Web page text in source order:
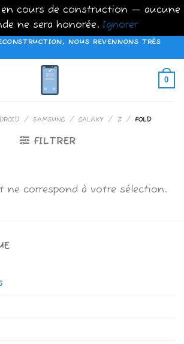
cours de construction — aucune
ne sera honorée. Ignorer
NOUS REVENNONS TRÈS
0
/ SAMSUNG / GALAXY / Z / FOLD
FILTRER
ne correspond à votre sélection.